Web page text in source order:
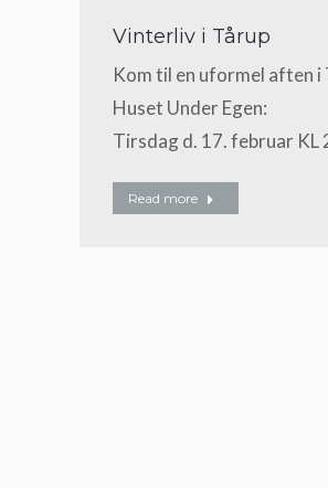
Vinterliv i Tårup
Kom til en uformel aften i
Huset Under Egen:
Tirsdag d. 17. februar KL
Read more